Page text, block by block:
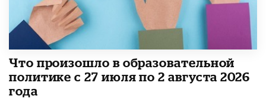
​Что произошло в образовательной
политике с 27 июля по 2 августа 2026
года